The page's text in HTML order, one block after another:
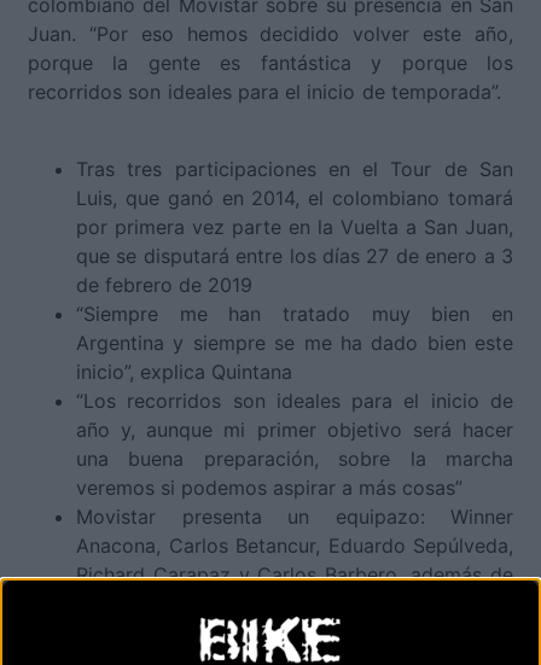
Juan. “Por eso hemos decidido volver este año,
porque la gente es fantástica y porque los
recorridos son ideales para el inicio de temporada”.
Tras tres participaciones en el Tour de San
Luis, que ganó en 2014, el colombiano tomará
por primera vez parte en la Vuelta a San Juan,
que se disputará entre los días 27 de enero a 3
de febrero de 2019
“Siempre me han tratado muy bien en
Argentina y siempre se me ha dado bien este
inicio”, explica Quintana
“Los recorridos son ideales para el inicio de
año y, aunque mi primer objetivo será hacer
una buena preparación, sobre la marcha
veremos si podemos aspirar a más cosas”
Movistar presenta un equipazo: Winner
Anacona, Carlos Betancur, Eduardo Sepúlveda,
Richard Carapaz y Carlos Barbero, además de
Nairo, sin embargo, no quiere meterse presión tan